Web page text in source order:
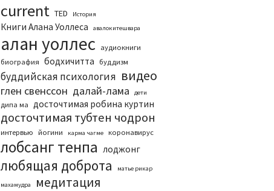
current TED История
Книги Алана Уоллеса авалокитешвара
алан уоллес
аудиокниги
биография бодхичитта буддизм
буддийская психология видео
глен свенссон далай-лама дети
дипа ма досточтимая робина куртин
досточтимая тубтен чодрон
интервью йогини карма чагме коронавирус
лобсанг тенпа лоджонг
любящая доброта матье рикар
махамудра медитация